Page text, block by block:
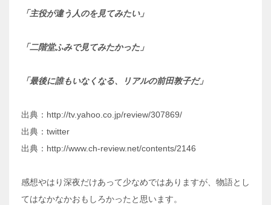
「主役が違う人のを見てみたい」
「二階堂ふみで見てみたかった」
「最後に誰もいなくなる、リアルの前田敦子だ」
出典：http://tv.yahoo.co.jp/review/307869/
出典：twitter
出典：http://www.ch-review.net/contents/2146
感想やはり深夜だけあって少なめではありますが、物語とし
てはなかなかおもしろかったと思います。